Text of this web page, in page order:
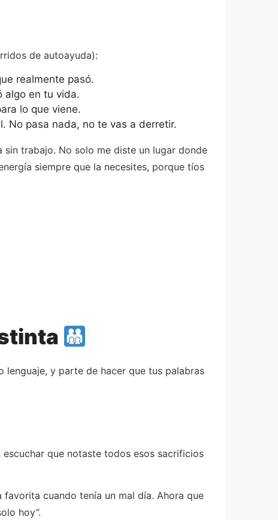
de autoayuda):
realmente pasó.
algo en tu vida.
lo que viene.
No pasa nada, no te vas a derretir.
sin trabajo. No solo me diste un lugar donde
siempre que la necesites, porque tíos
y parte de hacer que tus palabras
que notaste todos esos sacrificios
cuando tenía un mal día. Ahora que
hoy”.